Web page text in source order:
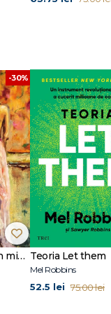
-30%
Totul e în regulă în mine și în lume Teoria Let them
Mel Robbins
52.5 lei 75.00 lei